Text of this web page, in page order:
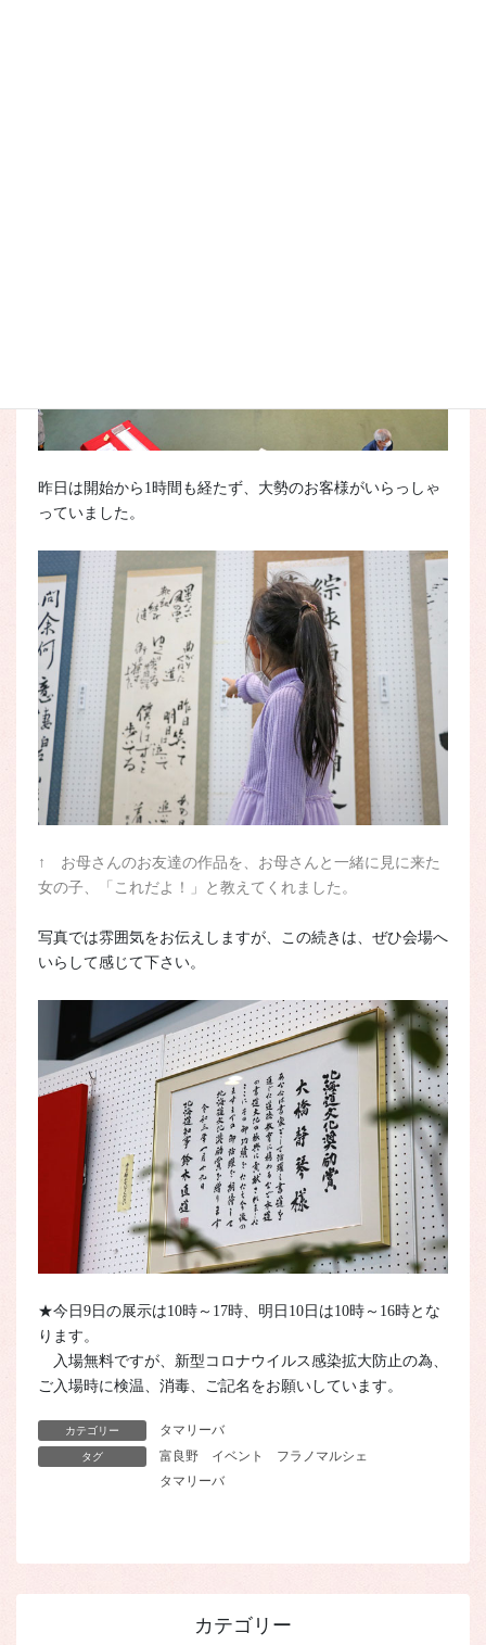
昨日は開始から1時間も経たず、大勢のお客様がいらっしゃ
っていました。
↑ お母さんのお友達の作品を、お母さんと一緒に見に来た
女の子、「これだよ！」と教えてくれました。
写真では雰囲気をお伝えしますが、この続きは、ぜひ会場へ
いらして感じて下さい。
★今日9日の展示は10時～17時、明日10日は10時～16時とな
ります。
入場無料ですが、新型コロナウイルス感染拡大防止の為、
ご入場時に検温、消毒、ご記名をお願いしています。
カテゴリー タマリーバ
タグ 富良野 イベント
フラノマルシェ
タマリーバ
カテゴリー